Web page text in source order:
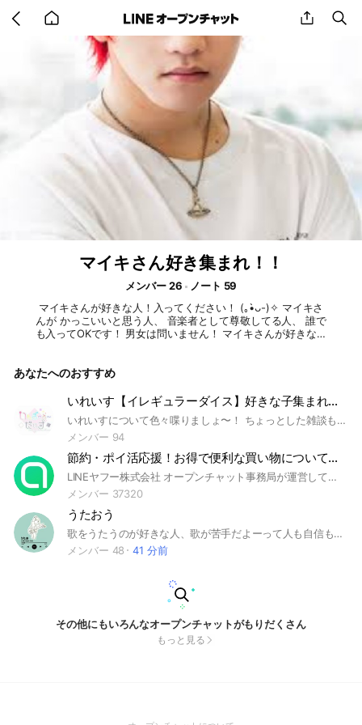
back
home
share
マイキさん好き集まれ！！
メンバー 26
ノート 59
マイキさんが好きな人！入ってください！ (｡•̀ᴗ-)✧ マイキさ
んが かっこいいと思う人、 音楽者として尊敬してる人、 誰で
も入ってOKです！ 男女は問いません！ マイキさんが好きなら
あなたへのおすすめ
いれいす【イレギュラーダイス】好きな子集まれ〜✨
いれいすについて色々喋りましょ〜！ ちょっとした雑談も可⭕️‼︎ ただ、即抜けとかいれいすに興味ない人はお引き取り願いますm(_ _)m 後、大事なノートはちゃんと読んでね！←【【ここ重要‼︎‼︎】】 ここの注意事項もそうだけど、オプ自体の規約で完全重視のも書いてあります！ そして最後に！アイコンで公式画はNG❌です‼︎
メンバー 94
節約・ポイ活応援！お得で便利な買い物について話す部屋【LY公式運営】
LINEヤフー株式会社 オープンチャット事務局が運営しています。
メンバー 37320
うたおう
歌をうたうのが好きな人、歌が苦手だよーって人も自信もって一緒に楽しもうー！年齢中学生から幅広くいます⸝⸝ ᷇࿀ ᷆⸝⸝ 気が向いた時や息抜きしたいときとか、時間帯気にせず自由にうたってください！ 自分で歌ったものであれば、ボイメでも、動画でもファイルでも◎ 聴き専でもどーぞー！ 雑談OK🙆🏻‍♀️(詳細ルールにて) ※誹謗中傷、荒らしはやめようね！ 卑猥な言葉、下ネタ、人の嫌がる発言は禁止❌ #アカペラ#カラオケ#自己満#歌#モノマネ#歌手#アーティスト#曲#癒し#ストレス発散#アニメ#歌うま#歌下手#ハモリ#イケボ#暇#雑談 #歌の練習
メンバー 48
41 分前
その他にもいろんなオープンチャットがもりだくさん
もっと見る